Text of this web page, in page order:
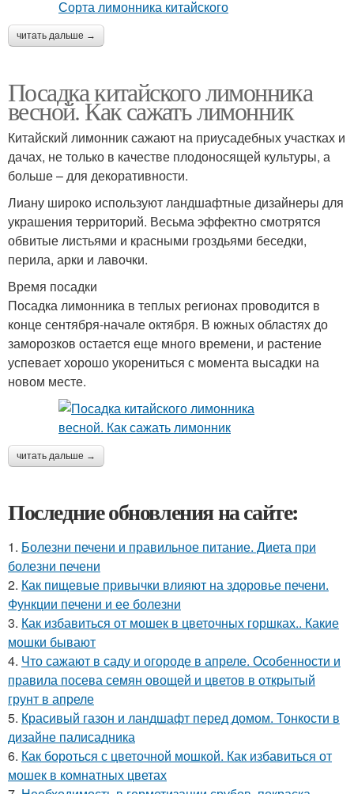
читать дальше →
Посадка китайского лимонника
весной. Как сажать лимонник
Китайский лимонник сажают на приусадебных участках и
дачах, не только в качестве плодоносящей культуры, а
больше – для декоративности.
Лиану широко используют ландшафтные дизайнеры для
украшения территорий. Весьма эффектно смотрятся
обвитые листьями и красными гроздьями беседки,
перила, арки и лавочки.
Время посадки
Посадка лимонника в теплых регионах проводится в
конце сентября-начале октября. В южных областях до
заморозков остается еще много времени, и растение
успевает хорошо укорениться с момента высадки на
новом месте.
читать дальше →
Последние обновления на сайте:
1. Болезни печени и правильное питание. Диета при
болезни печени
2. Как пищевые привычки влияют на здоровье печени.
Функции печени и ее болезни
3. Как избавиться от мошек в цветочных горшках.. Какие
мошки бывают
4. Что сажают в саду и огороде в апреле. Особенности и
правила посева семян овощей и цветов в открытый
грунт в апреле
5. Красивый газон и ландшафт перед домом. Тонкости в
дизайне палисадника
6. Как бороться с цветочной мошкой. Как избавиться от
мошек в комнатных цветах